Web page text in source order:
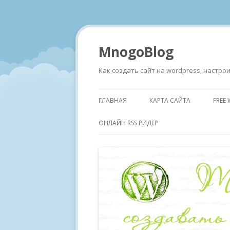
MnogoBlog
Как создать сайт на wordpress,
ГЛАВНАЯ КАРТА САЙТА
ОНЛАЙН RSS РИДЕР